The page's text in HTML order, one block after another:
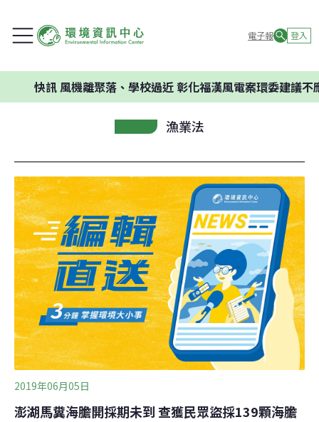
電子報 登入
風機離聚落、學校過近 彰化福漢風電案環委建議不應開發
漁業法
2019年06月05日
澎湖馬糞海膽開採期未到 查獲民眾盜採139顆海膽